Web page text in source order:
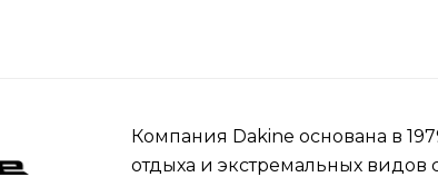
Компания Dakine основана в
отдыха и экстремальных видов